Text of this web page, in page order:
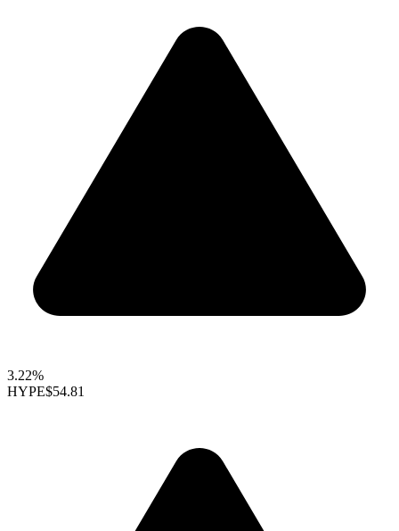
3.22%
HYPE$54.81